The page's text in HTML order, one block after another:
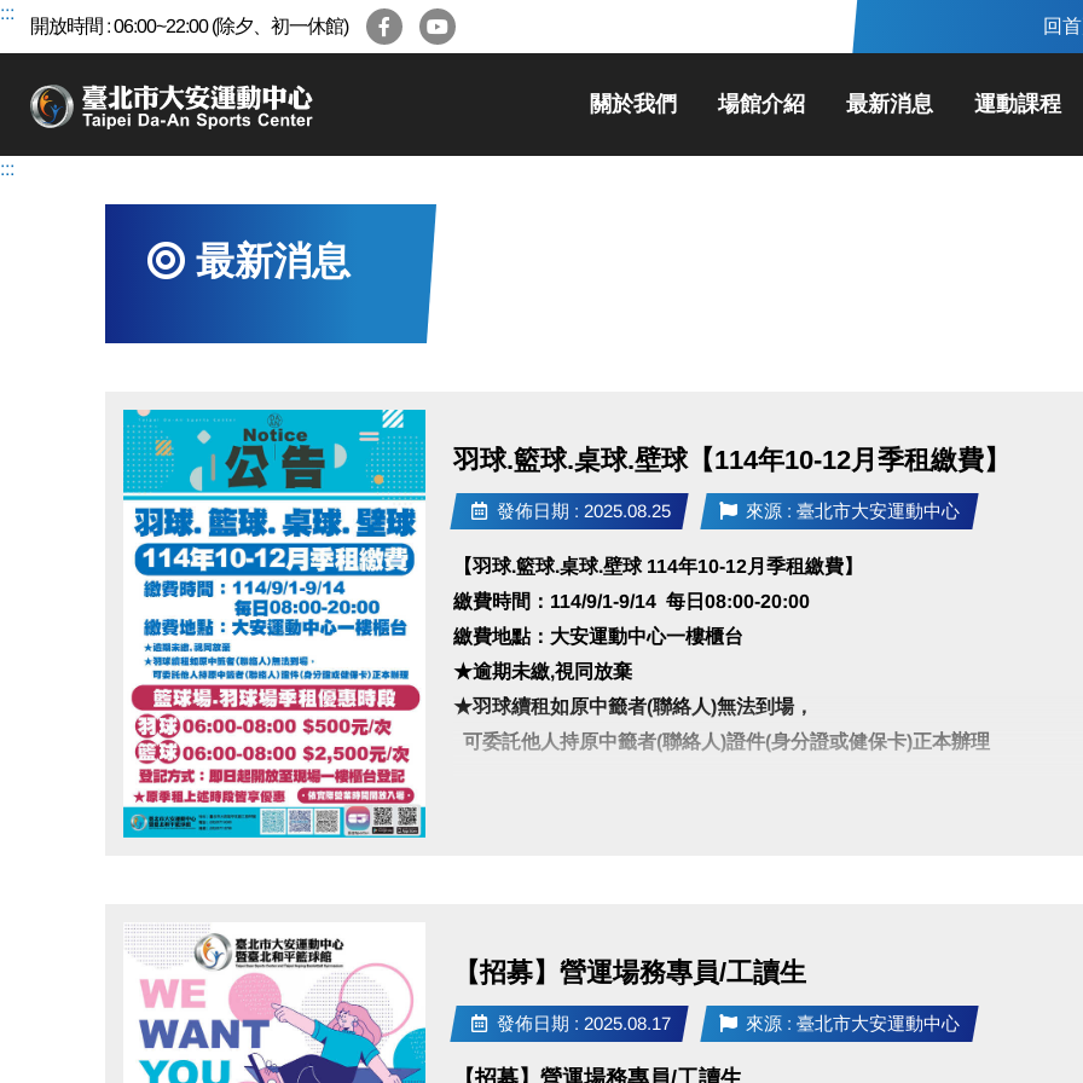
跳
區
:::
開放時間 : 06:00~22:00 (除夕、初一休館) 回
關於我們 場館介紹 最新消息 運動課程
:::
最新消息
羽球.籃球.桌球.壁球【114年10-12月季租繳費】
發佈日期 : 2025.08.25 來源 : 臺北市大安運動中心
【羽球.籃球.桌球.壁球 114年10-12月季租繳費】
繳費時間：114/9/1-9/14 每日08:00-20:00
繳費地點：大安運動中心一樓櫃台
★逾期未繳,視同放棄
★羽球續租如原中籤者(聯絡人)無法到場，
可委託他人持原中籤者(聯絡人)證件(身分證或健保卡)正本辦理
•依實際營業時間開放入場•
【招募】營運場務專員/工讀生
發佈日期 : 2025.08.17 來源 : 臺北市大安運動中心
【招募】營運場務專員/工讀生